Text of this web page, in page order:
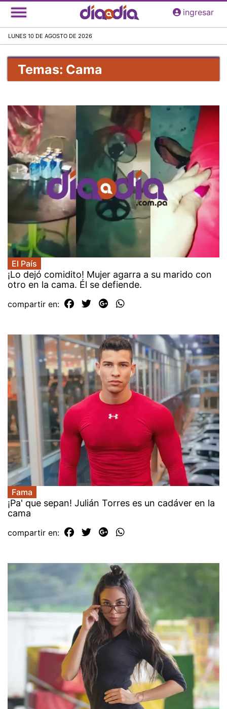
Pasar
al
principal
ingresar
LUNES 10 DE AGOSTO DE 2026
Temas: Cama
El País
¡Lo dejó comidito! Mujer agarra a su marido con
otro en la cama. Él se defiende.
compartir en:
Fama
¡Pa' que sepan! Julián Torres es un cadáver en la
cama
compartir en: